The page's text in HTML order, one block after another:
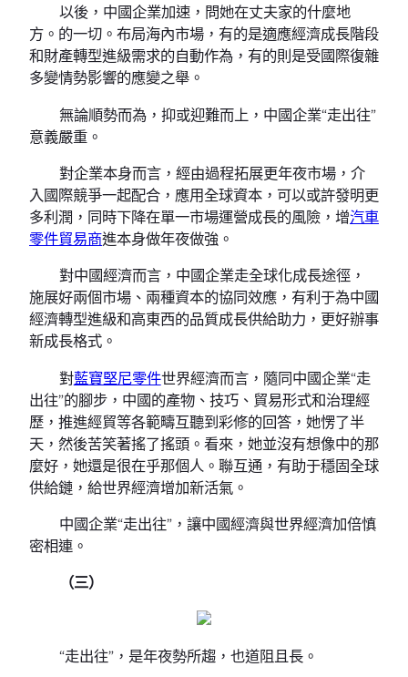
以後，中國企業加速，問她在丈夫家的什麼地
方。的一切。布局海內市場，有的是適應經濟成長階段
和財產轉型進級需求的自動作為，有的則是受國際復雜
多變情勢影響的應變之舉。
無論順勢而為，抑或迎難而上，中國企業“走出往”
意義嚴重。
對企業本身而言，經由過程拓展更年夜市場，介
入國際競爭一起配合，應用全球資本，可以或許發明更
多利潤，同時下降在單一市場運營成長的風險，增汽車
零件貿易商進本身做年夜做強。
對中國經濟而言，中國企業走全球化成長途徑，
施展好兩個市場、兩種資本的協同效應，有利于為中國
經濟轉型進級和高東西的品質成長供給助力，更好辦事
新成長格式。
對藍寶堅尼零件世界經濟而言，隨同中國企業“走
出往”的腳步，中國的產物、技巧、貿易形式和治理經
歷，推進經貿等各範疇互聽到彩修的回答，她愣了半
天，然後苦笑著搖了搖頭。看來，她並沒有想像中的那
麼好，她還是很在乎那個人。聯互通，有助于穩固全球
供給鏈，給世界經濟增加新活氣。
中國企業“走出往”，讓中國經濟與世界經濟加倍慎
密相連。
（三）
“走出往”，是年夜勢所趨，也道阻且長。